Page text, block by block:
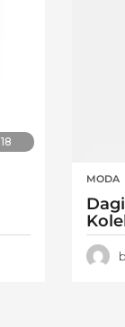
18
MODA